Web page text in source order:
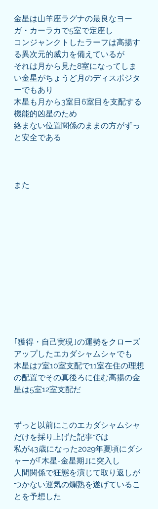
金星は山羊座ラグナの最良なヨー
ガ・カーラカで5室で定座し
コンジャンクトしたラーフは高揚す
る異次元的威力を備えているが
それは月から見た8室になってしま
い金星がちょうど月のディスポジタ
ーでもあり
木星も月から3室目6室目を支配する
機能的凶星のため
絡まない位置関係のままの方がずっ
と安全である
また
｢獲得・自己実現｣の運勢をクローズ
アップしたエカダシャムシャでも
木星は7室10室支配で11室在住の理想
の配置でその真後ろに住む高揚の金
星は5室12室支配だ
ずっと以前にこのエカダシャムシャ
だけを採り上げた記事では
私が43歳になった2029年夏頃にダシ
ャーが｢木星-金星期｣に突入し
人間関係で狂態を演じて取り返しが
つかない運気の爛熟を遂げているこ
とを予想した